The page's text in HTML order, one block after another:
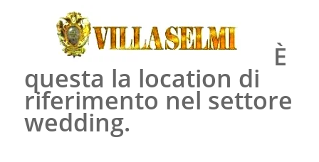
È
questa la location di
riferimento nel settore
wedding.